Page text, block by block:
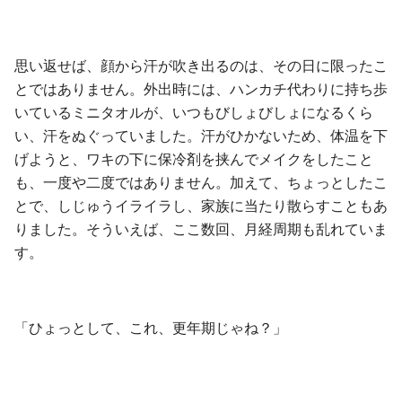
思い返せば、顔から汗が吹き出るのは、その日に限ったこ
とではありません。外出時には、ハンカチ代わりに持ち歩
いているミニタオルが、いつもびしょびしょになるくら
い、汗をぬぐっていました。汗がひかないため、体温を下
げようと、ワキの下に保冷剤を挟んでメイクをしたこと
も、一度や二度ではありません。加えて、ちょっとしたこ
とで、しじゅうイライラし、家族に当たり散らすこともあ
りました。そういえば、ここ数回、月経周期も乱れていま
す。
「ひょっとして、これ、更年期じゃね？」